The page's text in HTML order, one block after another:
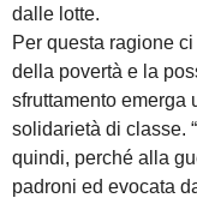
dalle lotte.
Per questa ragione
della povertà e la
sfruttamento emerga
solidarietà di classe.
quindi, perché alla
padroni ed evocata